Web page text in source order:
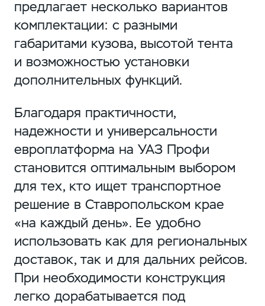
предлагает несколько вариантов
комплектации: с разными
габаритами кузова, высотой тента
и возможностью установки
дополнительных функций.
Благодаря практичности,
надежности и универсальности
европлатформа на УАЗ Профи
становится оптимальным выбором
для тех, кто ищет транспортное
решение в Ставропольском крае
«на каждый день». Ее удобно
использовать как для региональных
доставок, так и для дальних рейсов.
При необходимости конструкция
легко дорабатывается под